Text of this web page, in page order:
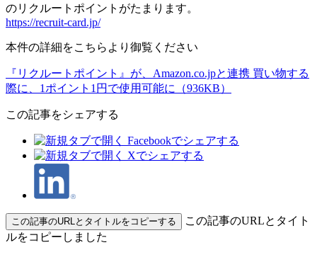
のリクルートポイントがたまります。
https://recruit-card.jp/
本件の詳細をこちらより御覧ください
『リクルートポイント』が、Amazon.co.jpと連携 買い物する
際に、1ポイント1円で使用可能に（936KB）
この記事をシェアする
この記事のURLとタイトルをコピーする
この記事のURLとタイト
ルをコピーしました